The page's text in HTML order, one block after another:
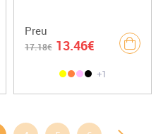
Preu
17.18€ 13.46€
+1